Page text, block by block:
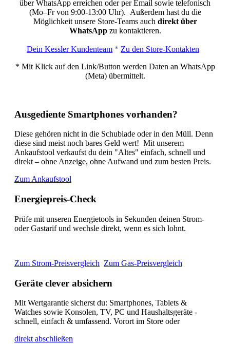
über WhatsApp erreichen oder per Email sowie telefonisch
(Mo–Fr von 9:00-13:00 Uhr). Außerdem hast du die
Möglichkeit unsere Store-Teams auch direkt über
WhatsAppzu kontaktieren.
Dein Kessler Kundenteam * Zu den Store-Kontakten
* Mit Klick auf den Link/Button werden Daten an WhatsApp
(Meta) übermittelt.
Ausgediente Smartphones vorhanden?
Diese gehören nicht in die Schublade oder in den Müll. Denn
diese sind meist noch bares Geld wert! Mit unserem
Ankaufstool verkaufst du dein "Altes" einfach, schnell und
direkt – ohne Anzeige, ohne Aufwand und zum besten Preis.
Zum Ankaufstool
Energiepreis-Check
Prüfe mit unseren Energietools in Sekunden deinen Strom-
oder Gastarif und wechsle direkt, wenn es sich lohnt.
Zum Strom-Preisvergleich Zum Gas-Preisvergleich
Geräte clever absichern
Mit Wertgarantie sicherst du: Smartphones, Tablets &
Watches sowie Konsolen, TV, PC und Haushaltsgeräte -
schnell, einfach & umfassend. Vorort im Store oder
direkt abschließen